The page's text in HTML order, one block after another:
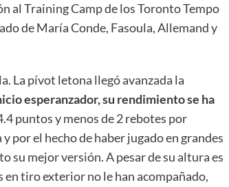
al Training Camp de los Toronto Tempo
de María Conde, Fasoula, Allemand y
La pívot letona llegó avanzada la
esperanzador, su rendimiento se ha
puntos y menos de 2 rebotes por
por el hecho de haber jugado en grandes
su mejor versión. A pesar de su altura es
en tiro exterior no le han acompañado,